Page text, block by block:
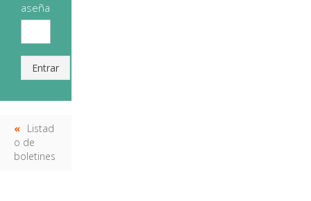
aseña
Entrar
Listad
o de
boletines